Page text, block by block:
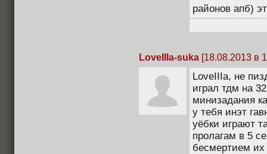
районов апб)
LoveIIIa-suka [18.08.2013 в
LoveIIIa, не
играл тдм на
минизадания
у тебя инэт
уёбки играют
пролагам в 5
бесмертием